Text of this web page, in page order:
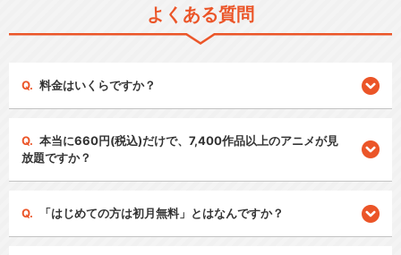
よくある質問
料金はいくらですか？
本当に660円(税込)だけで、7,400作品以上のアニメが見
放題ですか？
「はじめての方は初月無料」とはなんですか？